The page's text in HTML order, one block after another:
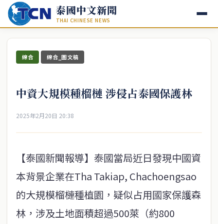
泰國中文新聞
THAI CHINESE NEWS
綜合 綜合_圖文稿
中資大規模種榴槤 涉侵占泰國保護林
2025年2月20日 20:38
【泰國新聞報導】泰國當局近日發現中國資
本背景企業在Tha Takiap, Chachoengsao
的大規模榴槤種植園，疑似占用國家保護森
林，涉及土地面積超過500萊（約800